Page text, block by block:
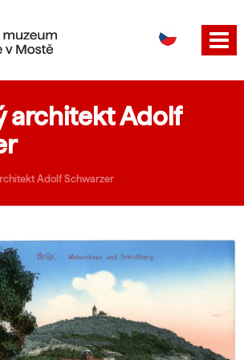
EN
architekt Adolf
Adolf Schwarzer